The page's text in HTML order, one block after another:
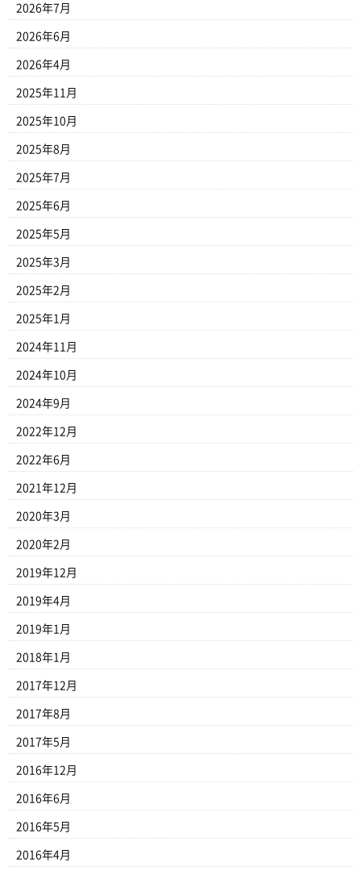
2026年7月
2026年6月
2026年4月
2025年11月
2025年10月
2025年8月
2025年7月
2025年6月
2025年5月
2025年3月
2025年2月
2025年1月
2024年11月
2024年10月
2024年9月
2022年12月
2022年6月
2021年12月
2020年3月
2020年2月
2019年12月
2019年4月
2019年1月
2018年1月
2017年12月
2017年8月
2017年5月
2016年12月
2016年6月
2016年5月
2016年4月